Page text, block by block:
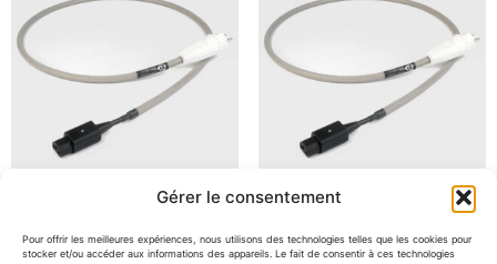
Gérer le consentement
Pour offrir les meilleures expériences, nous utilisons des technologies telles que les cookies pour
stocker et/ou accéder aux informations des appareils. Le fait de consentir à ces technologies
Chord Company Shawline
Power Chord 16A (1.5
Chord Company Shawline
Power Chord Euro 13A (1.5